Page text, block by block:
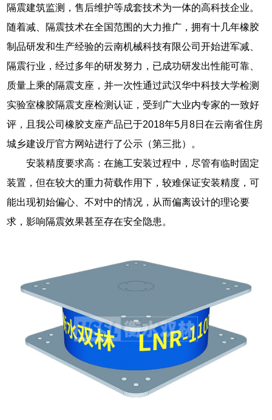
隔震建筑监测，售后维护等成套技术为一体的高科技企业。
随着减、隔震技术在全国范围的大力推广，拥有十几年橡胶
制品研发和生产经验的云南机械科技有限公司开始进军减、
隔震行业，经过多年的研发努力，已成功研发出性能可靠、
质量上乘的隔震支座，并一次性通过武汉华中科技大学检测
实验室橡胶隔震支座检测认证，受到广大业内专家的一致好
评，且我公司橡胶支座产品已于2018年5月8日在云南省住房
城乡建设厅官方网站进行了公示（第三批）。
安装精度要求高：在施工安装过程中，尽管有临时固定
装置，但在较大的重力荷载作用下，较难保证安装精度，可
能出现初始偏心、不对中的情况，从而偏离设计的理论要
求，影响隔震效果甚至存在安全隐患。